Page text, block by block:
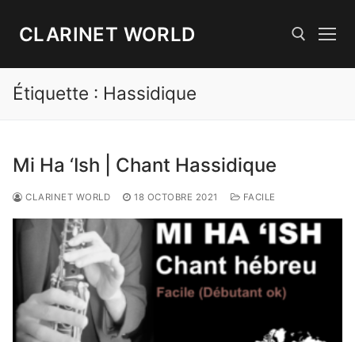
CLARINET WORLD
Rechercher :
Étiquette : Hassidique
Mi Ha ‘Ish | Chant Hassidique
CLARINET WORLD 18 OCTOBRE 2021 FACILE